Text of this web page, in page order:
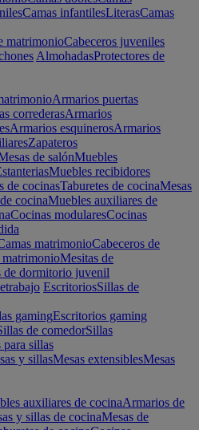
Camas infantilesLiterasCamas
matrimonioCabeceros juveniles
AlmohadasProtectores de
Armarios puertas
correderasArmarios
Armarios esquinerosArmarios
Zapateros
de salónMuebles
Muebles recibidores
de cocinasTaburetes de cocinaMesas
cocinaMuebles auxiliares de
Cocinas modularesCocinas
matrimonioCabeceros de
Mesitas de
de dormitorio juvenil
EscritoriosSillas de
gamingEscritorios gaming
de comedorSillas
para sillas
y sillasMesas extensiblesMesas
auxiliares de cocinaArmarios de
y sillas de cocinaMesas de